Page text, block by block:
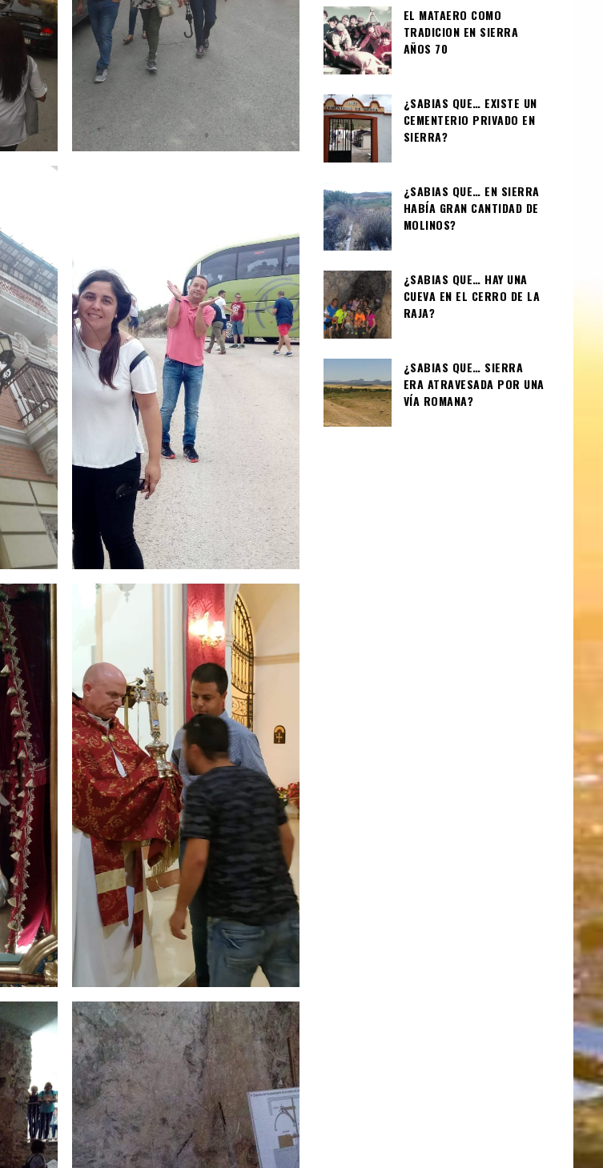
EL MATAERO COMO
TRADICION EN SIERRA
AÑOS 70
¿SABIAS QUE… EXISTE UN
CEMENTERIO PRIVADO EN
SIERRA?
¿SABIAS QUE… EN SIERRA
HABÍA GRAN CANTIDAD DE
MOLINOS?
¿SABIAS QUE… HAY UNA
CUEVA EN EL CERRO DE LA
RAJA?
¿SABIAS QUE… SIERRA
ERA ATRAVESADA POR UNA
VÍA ROMANA?